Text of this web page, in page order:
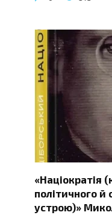
«Націократія
політичного й
устрою)»